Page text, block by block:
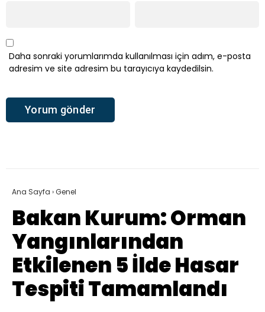
Daha sonraki yorumlarımda kullanılması için adım, e-posta
adresim ve site adresim bu tarayıcıya kaydedilsin.
Ana Sayfa ›Genel
Bakan Kurum: Orman
Yangınlarından
Etkilenen 5 İlde Hasar
Tespiti Tamamlandı